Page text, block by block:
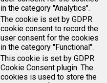
in the category "Analytics".
The cookie is set by GDPR
cookie consent to record the
user consent for the cookies
in the category "Functional".
This cookie is set by GDPR
Cookie Consent plugin. The
cookies is used to store the